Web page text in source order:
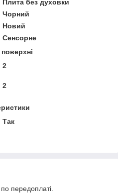
Плита без духовки
Чорний
Новий
Сенсорне
2
2
Так
передоплаті.